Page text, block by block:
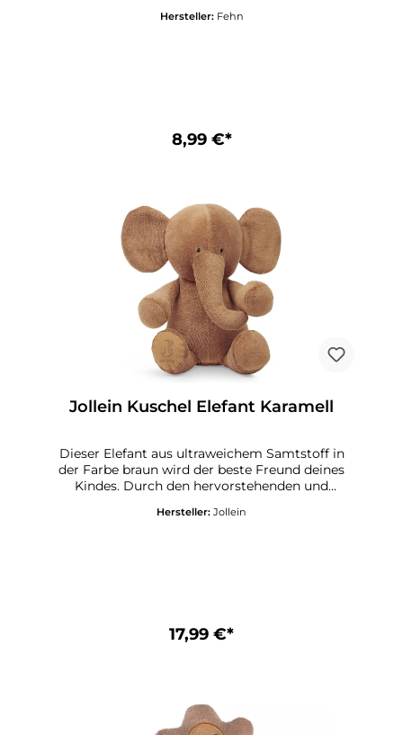
Füllung: 100% PolyesterWaschbar bis
Hersteller: Fehn
8,99 €*
Jollein Kuschel Elefant Karamell
Dieser Elefant aus ultraweichem Samtstoff in
der Farbe braun wird der beste Freund deines
Kindes. Durch den hervorstehenden und
greifen. Die ausgeprägte Farbe ist für dein Kind
sein Bauch ist mit 100 % Polyester-Fiberfill
Hersteller: Jollein
17,99 €*